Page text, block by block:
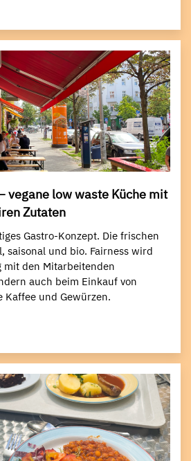
vegane low waste Küche mit
Zutaten
Gastro-Konzept. Die frischen
saisonal und bio. Fairness wird
mit den Mitarbeitenden
auch beim Einkauf von
und Gewürzen.